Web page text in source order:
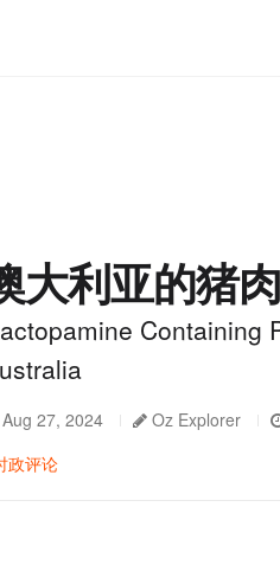
大利亚的猪
Containing
Aug 27, 2024 Oz Explorer
政评论